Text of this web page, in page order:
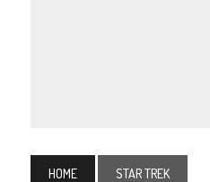
HOME STAR TREK